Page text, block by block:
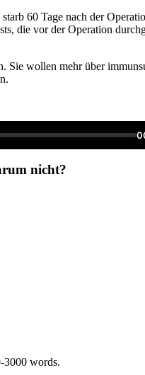
60 Tage nach der
die vor der Operation
Sie wollen mehr über
nicht?
words.